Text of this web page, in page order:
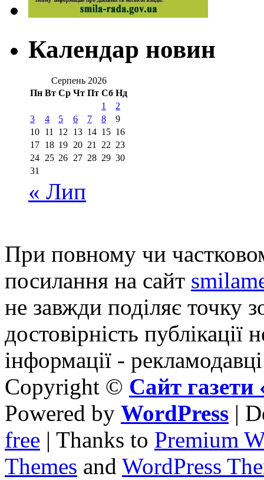
Календар новин
Серпень 2026
Пн Вт Ср Чт Пт Сб Нд
1
2
3
4 5 6 7 8
9
10 11 12 13 14 15 16
17 18 19 20 21 22 23
24 25 26 27 28 29 30
31
« Лип
При повному чи
посилання на сайт
не завжди поділяє точку
достовірність публікації
інформації -
Copyright © Сайт
Powered by WordPress |
free | Thanks to Premium
Themes and WordPress